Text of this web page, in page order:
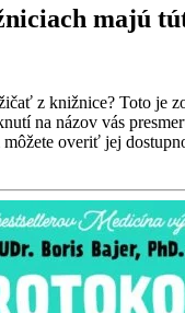
majú
z knižnice? Toto je
na názov vás
overiť jej